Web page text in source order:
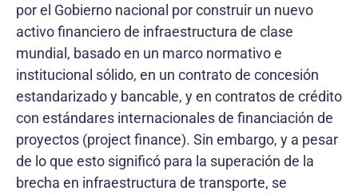
por el Gobierno nacional por construir un nuevo
activo financiero de infraestructura de clase
mundial, basado en un marco normativo e
institucional sólido, en un contrato de concesión
estandarizado y bancable, y en contratos de crédito
con estándares internacionales de financiación de
proyectos (project finance). Sin embargo, y a pesar
de lo que esto significó para la superación de la
brecha en infraestructura de transporte, se